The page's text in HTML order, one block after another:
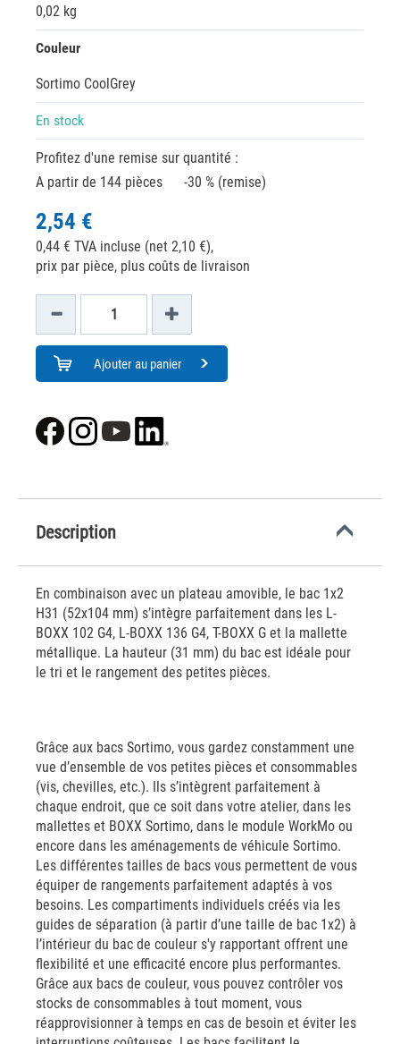
0,02 kg
Couleur
Sortimo CoolGrey
En stock
Profitez d'une remise sur quantité :
A partir de 144 pièces
-30 % (remise)
2,54 €
0,44 € TVA incluse (net 2,10 €),
prix par pièce, plus coûts de livraison
Ajouter au panier
Description
En combinaison avec un plateau amovible, le bac 1x2
H31 (52x104 mm) s’intègre parfaitement dans les L-
BOXX 102 G4, L-BOXX 136 G4, T-BOXX G et la mallette
métallique. La hauteur (31 mm) du bac est idéale pour
le tri et le rangement des petites pièces.
Grâce aux bacs Sortimo, vous gardez constamment une
vue d’ensemble de vos petites pièces et consommables
(vis, chevilles, etc.). Ils s’intègrent parfaitement à
chaque endroit, que ce soit dans votre atelier, dans les
mallettes et BOXX Sortimo, dans le module WorkMo ou
encore dans les aménagements de véhicule Sortimo.
Les différentes tailles de bacs vous permettent de vous
équiper de rangements parfaitement adaptés à vos
besoins. Les compartiments individuels créés via les
guides de séparation (à partir d’une taille de bac 1x2) à
l’intérieur du bac de couleur s'y rapportant offrent une
flexibilité et une efficacité encore plus performantes.
Grâce aux bacs de couleur, vous pouvez contrôler vos
stocks de consommables à tout moment, vous
réapprovisionner à temps en cas de besoin et éviter les